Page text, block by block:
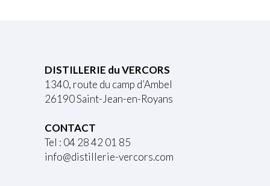
DISTILLERIE du VERCORS
1340, route du camp d’Ambel
26190 Saint-Jean-en-Royans
CONTACT
Tel : 04 28 42 01 85
info@distillerie-vercors.com